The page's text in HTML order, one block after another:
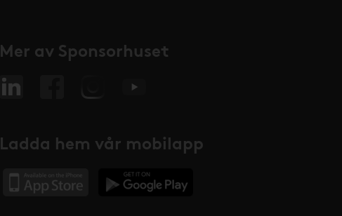
Mer av Sponsorhuset
Ladda hem vår mobilapp